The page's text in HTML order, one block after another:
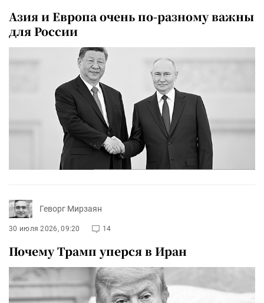
Азия и Европа очень по-разному важны
для России
Геворг Мирзаян
30 июля 2026, 09:20 14
Почему Трамп уперся в Иран